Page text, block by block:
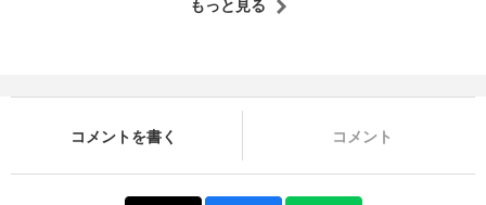
コメントを書く コメント